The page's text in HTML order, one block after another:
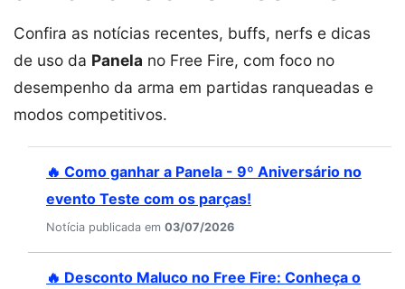
Confira as notícias recentes, buffs, nerfs e dicas
de uso da Panela no Free Fire, com foco no
desempenho da arma em partidas ranqueadas e
modos competitivos.
🔥 Como ganhar a Panela - 9º Aniversário no
evento Teste com os parças!
Notícia publicada em 03/07/2026
🔥 Desconto Maluco no Free Fire: Conheça o